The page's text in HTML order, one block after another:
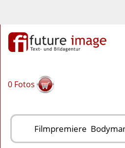
0 Fotos